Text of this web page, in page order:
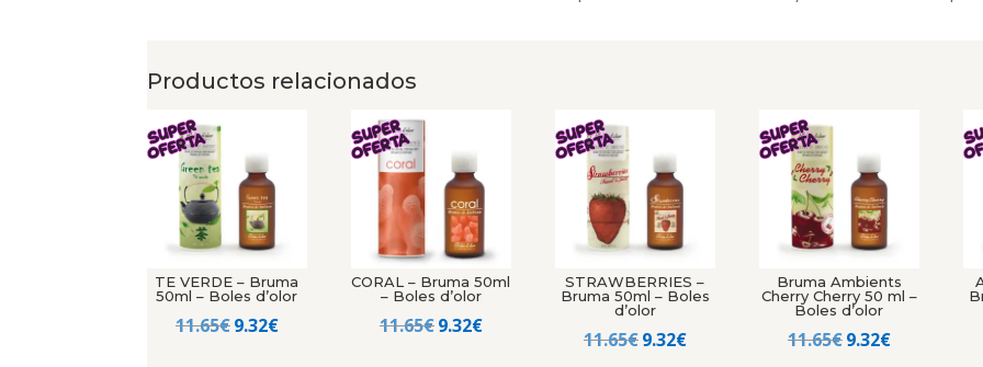
Productos relacionados
TE VERDE – Bruma
50ml – Boles d’olor
11.65€El
9.32€El
CORAL – Bruma 50ml
– Boles d’olor
11.65€El
9.32€El
STRAWBERRIES –
Bruma 50ml – Boles
d’olor
11.65€El
9.32€El
Bruma Ambients
Cherry Cherry 50 ml –
Boles d’olor
11.65€El
9.32€El